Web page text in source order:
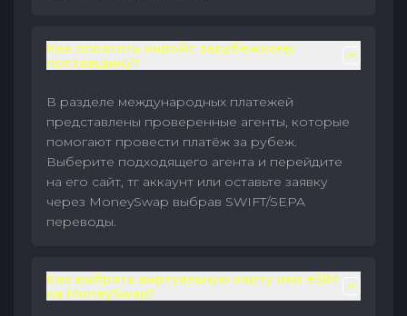
Как оплатить инвойс зарубежному
поставщику?
В разделе международных платежей
представлены проверенные агенты, которые
помогают провести платёж за рубеж.
Выберите подходящего агента и перейдите
на его сайт, тг аккаунт или оставьте заявку
через MoneySwap выбрав SWIFT/SEPA
переводы.
Как выбрать виртуальную карту или eSIM
на MoneySwap?